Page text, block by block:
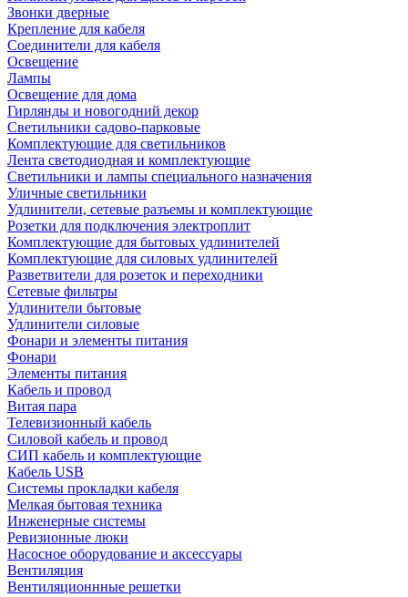
Звонки дверные
Крепление для кабеля
Соединители для кабеля
Освещение
Лампы
Освещение для дома
Гирлянды и новогодний декор
Светильники садово-парковые
Комплектующие для светильников
Лента светодиодная и комплектующие
Светильники и лампы специального назначения
Уличные светильники
Удлинители, сетевые разъемы и комплектующие
Розетки для подключения электроплит
Комплектующие для бытовых удлинителей
Комплектующие для силовых удлинителей
Разветвители для розеток и переходники
Сетевые фильтры
Удлинители бытовые
Удлинители силовые
Фонари и элементы питания
Фонари
Элементы питания
Кабель и провод
Витая пара
Телевизионный кабель
Силовой кабель и провод
СИП кабель и комплектующие
Кабель USB
Системы прокладки кабеля
Мелкая бытовая техника
Инженерные системы
Ревизионные люки
Насосное оборудование и аксессуары
Вентиляция
Вентиляционнные решетки